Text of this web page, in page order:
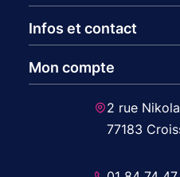
Infos et contact
Mon compte
2 rue
77183